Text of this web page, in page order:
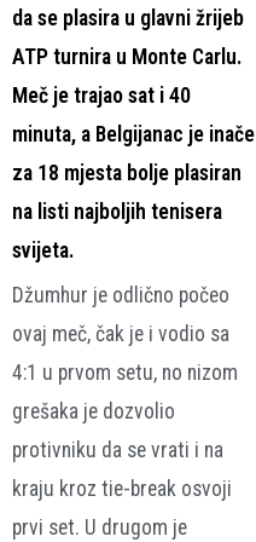
da se plasira u glavni žrijeb
ATP turnira u Monte Carlu.
Meč je trajao sat i 40
minuta, a Belgijanac je inače
za 18 mjesta bolje plasiran
na listi najboljih tenisera
svijeta.
Džumhur je odlično počeo
ovaj meč, čak je i vodio sa
4:1 u prvom setu, no nizom
grešaka je dozvolio
protivniku da se vrati i na
kraju kroz tie-break osvoji
prvi set. U drugom je